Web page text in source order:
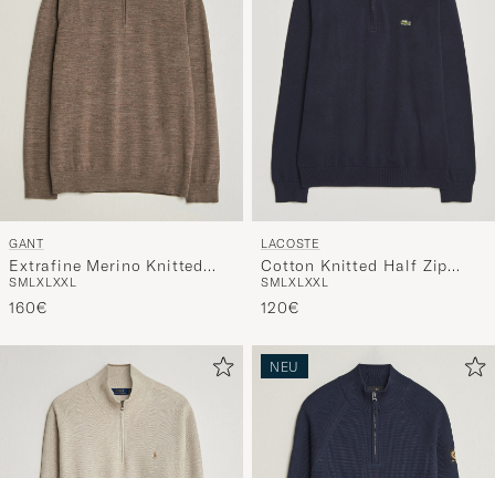
GANT
Extrafine Merino Knitted
Half Zip Dark Hazelnut
Melange
SMLXLXXL
160€
LACOSTE
Cotton Knitted Half Zip
Navy Blue
SMLXLXXL
120€
NEU